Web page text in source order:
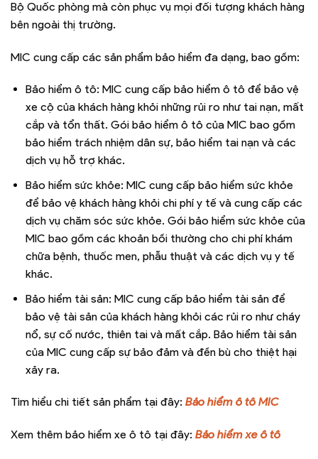
Bộ Quốc phòng mà còn phục vụ mọi đối tượng khách hàng
bên ngoài thị trường.
MIC cung cấp các sản phẩm bảo hiểm đa dạng, bao gồm:
Bảo hiểm ô tô: MIC cung cấp bảo hiểm ô tô để bảo vệ
xe cộ của khách hàng khỏi những rủi ro như tai nạn, mất
cắp và tổn thất. Gói bảo hiểm ô tô của MIC bao gồm
bảo hiểm trách nhiệm dân sự, bảo hiểm tai nạn và các
dịch vụ hỗ trợ khác.
Bảo hiểm sức khỏe: MIC cung cấp bảo hiểm sức khỏe
để bảo vệ khách hàng khỏi chi phí y tế và cung cấp các
dịch vụ chăm sóc sức khỏe. Gói bảo hiểm sức khỏe của
MIC bao gồm các khoản bồi thường cho chi phí khám
chữa bệnh, thuốc men, phẫu thuật và các dịch vụ y tế
khác.
Bảo hiểm tài sản: MIC cung cấp bảo hiểm tài sản để
bảo vệ tài sản của khách hàng khỏi các rủi ro như cháy
nổ, sự cố nước, thiên tai và mất cắp. Bảo hiểm tài sản
của MIC cung cấp sự bảo đảm và đền bù cho thiệt hại
xảy ra.
Tìm hiểu chi tiết sản phẩm tại đây: Bảo hiểm ô tô MIC
Xem thêm bảo hiểm xe ô tô tại đây: Bảo hiểm xe ô tô